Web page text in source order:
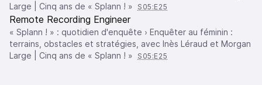
Large | Cinq ans de « Splann ! »
S05:E25
Remote Recording Engineer
« Splann ! » : quotidien d'enquête › Enquêter au féminin :
terrains, obstacles et stratégies, avec Inès Léraud et Morgan
Large | Cinq ans de « Splann ! »
S05:E25